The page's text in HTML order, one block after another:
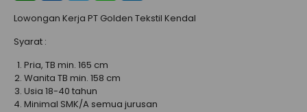
Lowongan Kerja PT Golden Tekstil Kendal
Syarat :
Pria, TB min. 165 cm
Wanita TB min. 158 cm
Usia 18-40 tahun
Minimal SMK/A semua jurusan